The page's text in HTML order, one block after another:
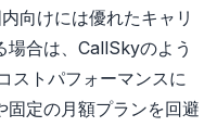
向けには優れたキャリ
場合は、CallSkyのよう
ストパフォーマンスに
固定の月額プランを回避